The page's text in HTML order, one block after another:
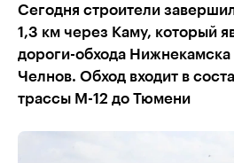
Сегодня строители
1,3 км через Каму, который
дороги-обхода
Челнов. Обход входит в
трассы М-12 до Тюмени